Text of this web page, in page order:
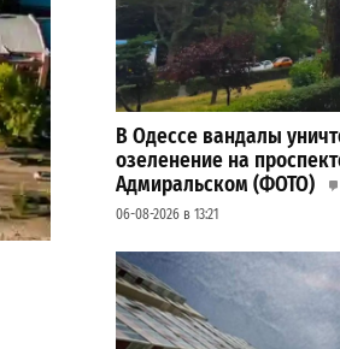
В Одессе вандалы
озеленение на
Адмиральском (ФОТО)
06-08-2026 в 13:21